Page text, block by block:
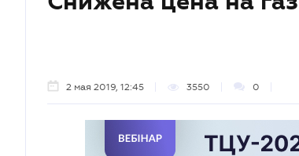
2 мая 2019, 12:45 3550 0